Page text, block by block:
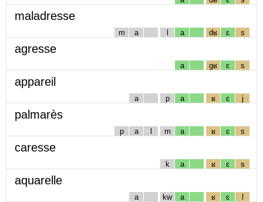
maladresse
m a l a dʁ ɛ s
agresse
a gʁ ɛ s
appareil
a p a ʁ ɛ j
palmarès
p a l m a ʁ ɛ s
caresse
k a ʁ ɛ s
aquarelle
a kw a ʁ ɛ l